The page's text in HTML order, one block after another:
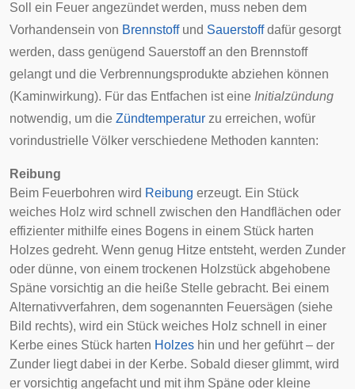
Soll ein Feuer angezündetwerden, muss neben dem
Vorhandensein von Brennstoffund Sauerstoffdafür gesorgt
werden, dass genügend Sauerstoff an den Brennstoff
gelangt und die Verbrennungsprodukte abziehen können
(Kaminwirkung). Für das Entfachen ist eine Initialzündung
notwendig, um die Zündtemperatur zu erreichen, wofür
vorindustrielle Völker verschiedene Methoden kannten:
Reibung
Beim Feuerbohren wird Reibung erzeugt. Ein Stück
weiches Holz wird schnell zwischen den Handflächen oder
effizienter mithilfe eines Bogens in einem Stück harten
Holzes gedreht. Wenn genug Hitze entsteht, werden Zunder
oder dünne, von einem trockenen Holzstück abgehobene
Späne vorsichtig an die heiße Stelle gebracht. Bei einem
Alternativverfahren, dem sogenannten Feuersägen (siehe
Bild rechts), wird ein Stück weiches Holz schnell in einer
Kerbe eines Stück harten Holzes hin und her geführt – der
Zunder liegt dabei in der Kerbe. Sobald dieser glimmt, wird
er vorsichtig angefacht und mit ihm Späne oder kleine